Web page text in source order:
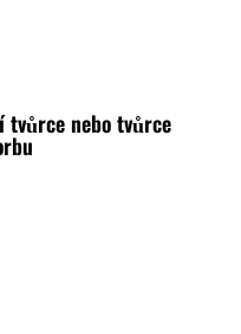
tvůrce nebo tvůrce